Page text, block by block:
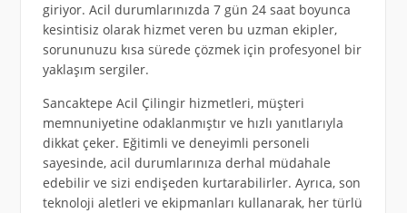
giriyor. Acil durumlarınızda 7 gün 24 saat boyunca
kesintisiz olarak hizmet veren bu uzman ekipler,
sorununuzu kısa sürede çözmek için profesyonel bir
yaklaşım sergiler.
Sancaktepe Acil Çilingir hizmetleri, müşteri
memnuniyetine odaklanmıştır ve hızlı yanıtlarıyla
dikkat çeker. Eğitimli ve deneyimli personeli
sayesinde, acil durumlarınıza derhal müdahale
edebilir ve sizi endişeden kurtarabilirler. Ayrıca, son
teknoloji aletleri ve ekipmanları kullanarak, her türlü